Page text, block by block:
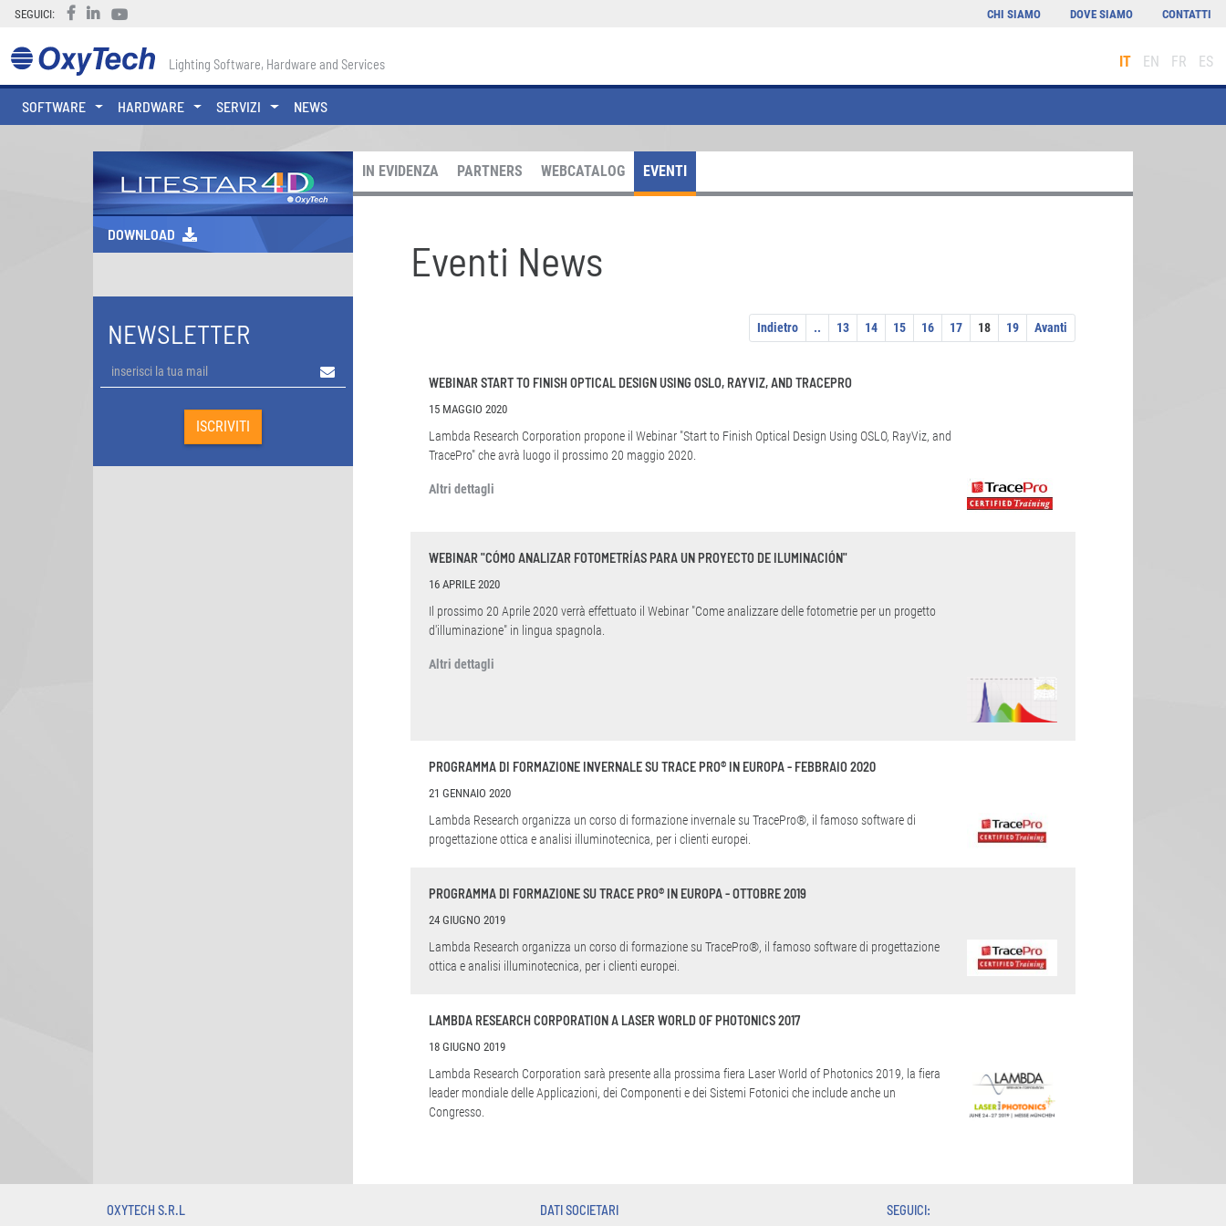
SEGUICI:
IT EN FR ES
Lighting Software, Hardware and Services
SOFTWARE HARDWARE SERVIZI NEWS
CHI SIAMO DOVE SIAMO CONTATTI
IN EVIDENZA PARTNERS WEBCATALOG EVENTI
Eventi News
Indietro .. 13 14 15 16 17 18 19 Avanti
WEBINAR START TO FINISH OPTICAL DESIGN USING OSLO, RAYVIZ, AND TRACEPRO
15 MAGGIO 2020
Lambda Research Corporation propone il Webinar "Start to Finish Optical Design Using OSLO, RayViz, and
TracePro" che avrà luogo il prossimo 20 maggio 2020.
Altri dettagli
WEBINAR "CÓMO ANALIZAR FOTOMETRÍAS PARA UN PROYECTO DE ILUMINACIÓN"
16 APRILE 2020
Il prossimo 20 Aprile 2020 verrà effettuato il Webinar "Come analizzare delle fotometrie per un progetto
d'illuminazione" in lingua spagnola.
Altri dettagli
PROGRAMMA DI FORMAZIONE INVERNALE SU TRACE PRO® IN EUROPA - FEBBRAIO 2020
21 GENNAIO 2020
Lambda Research organizza un corso di formazione invernale su TracePro®, il famoso software di
progettazione ottica e analisi illuminotecnica, per i clienti europei.
PROGRAMMA DI FORMAZIONE SU TRACE PRO® IN EUROPA - OTTOBRE 2019
24 GIUGNO 2019
Lambda Research organizza un corso di formazione su TracePro®, il famoso software di progettazione
ottica e analisi illuminotecnica, per i clienti europei.
LAMBDA RESEARCH CORPORATION A LASER WORLD OF PHOTONICS 2017
18 GIUGNO 2019
Lambda Research Corporation sarà presente alla prossima fiera Laser World of Photonics 2019, la fiera
leader mondiale delle Applicazioni, dei Componenti e dei Sistemi Fotonici che include anche un
Congresso.
DOWNLOAD
NEWSLETTER
OXYTECH S.R.L DATI SOCIETARI SEGUICI: